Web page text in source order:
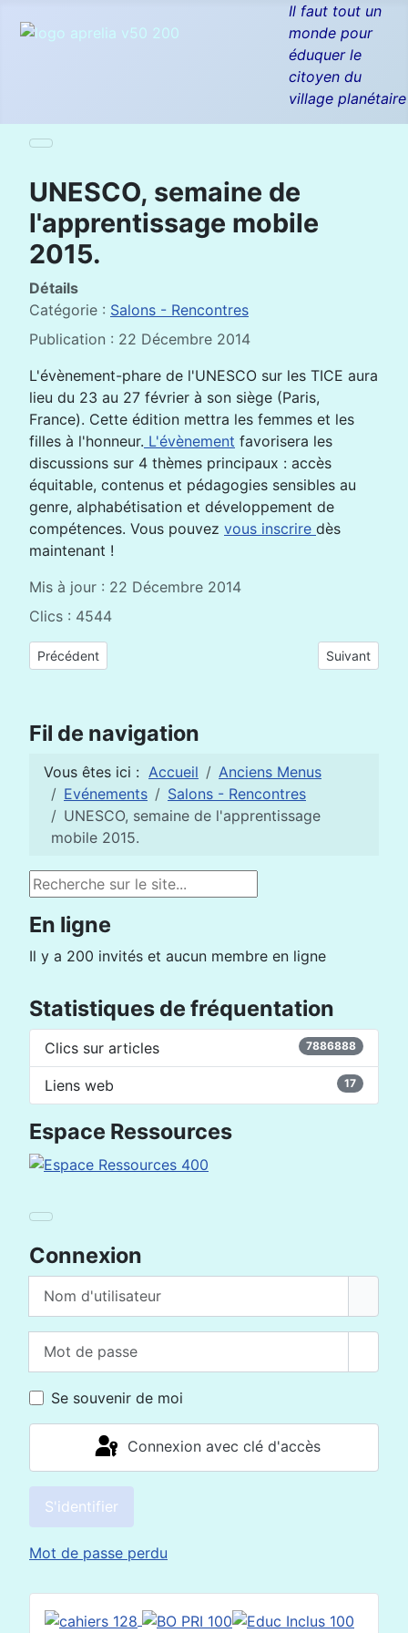
Il faut tout un
monde pour
éduquer le
citoyen du
village planétaire
Espace Ressources
Connexion
Se souvenir de moi
Connexion avec clé d'accès
S'identifier
Mot de passe perdu
UNESCO, semaine de
l'apprentissage mobile
2015.
Détails
Catégorie : Salons - Rencontres
Publication : 22 Décembre 2014
L'évènement-phare de l'UNESCO sur les TICE aura
lieu du 23 au 27 février à son siège (Paris,
France). Cette édition mettra les femmes et les
filles à l'honneur. L'évènement favorisera les
discussions sur 4 thèmes principaux : accès
équitable, contenus et pédagogies sensibles au
genre, alphabétisation et développement de
compétences. Vous pouvez vous inscrire dès
maintenant !
Mis à jour : 22 Décembre 2014
Clics : 4544
Article précédent : 4ème forum mondial des apprentissages
Précédent Article
Suivant
Fil de navigation
Vous êtes ici : Accueil
Anciens Menus
Evénements
Salons - Rencontres
UNESCO, semaine de l'apprentissage
mobile 2015.
Rechercher
En ligne
Il y a 200 invités et aucun membre en ligne
Statistiques de fréquentation
Clics sur articles 7886888
Liens web 17